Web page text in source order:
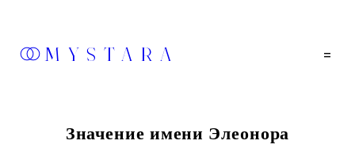
MYSTARA =
Значение имени Элеонора